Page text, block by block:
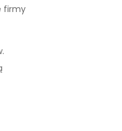
firmy